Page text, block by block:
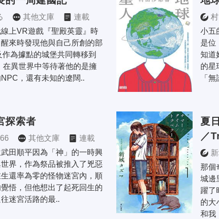
其他文庫
連載
上VR遊戲『聖殿英靈』時
來時發現他與自己所創的部
為據點的城堡共同轉移到
在異世界中等待著他的是擁
，還有未知的遼闊..
小五
是位
知道
的星
「
探索者
其他文庫
連載
田順平因為「神」的一時興
界，作為祭品被推入了兇惡
還率為零的怪物迷宮內，順
悟，但他想出了起死回生的
迷宮活路的最..
夏
／
那個
城邊
躍了
的大
和我